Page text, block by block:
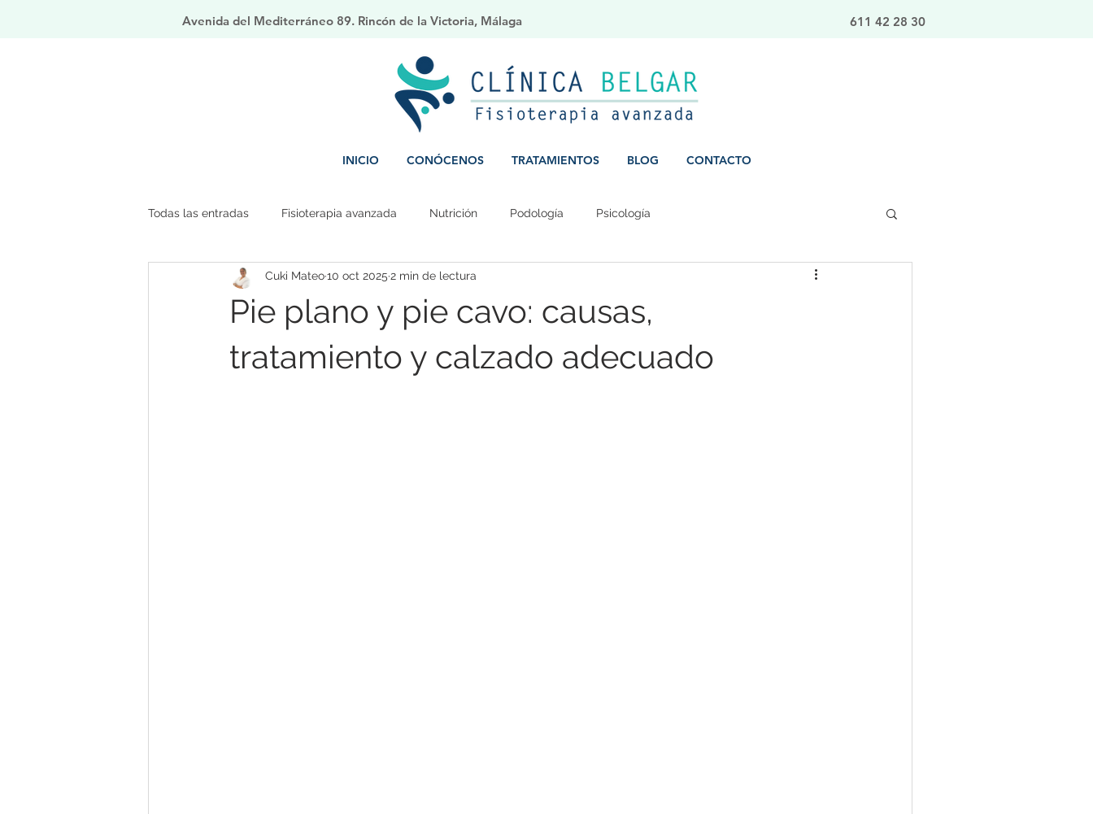
Avenida del Mediterráneo 89. Rincón de la Victoria, Málaga 611 42 28 30
INICIO CONÓCENOS TRATAMIENTOS BLOG CONTACTO
Todas las entradas Fisioterapia avanzada Nutrición Podología Psicología
Pie plano y pie cavo: causas,
tratamiento y calzado adecuado
Cuki Mateo10 oct 2025 2 min de lectura